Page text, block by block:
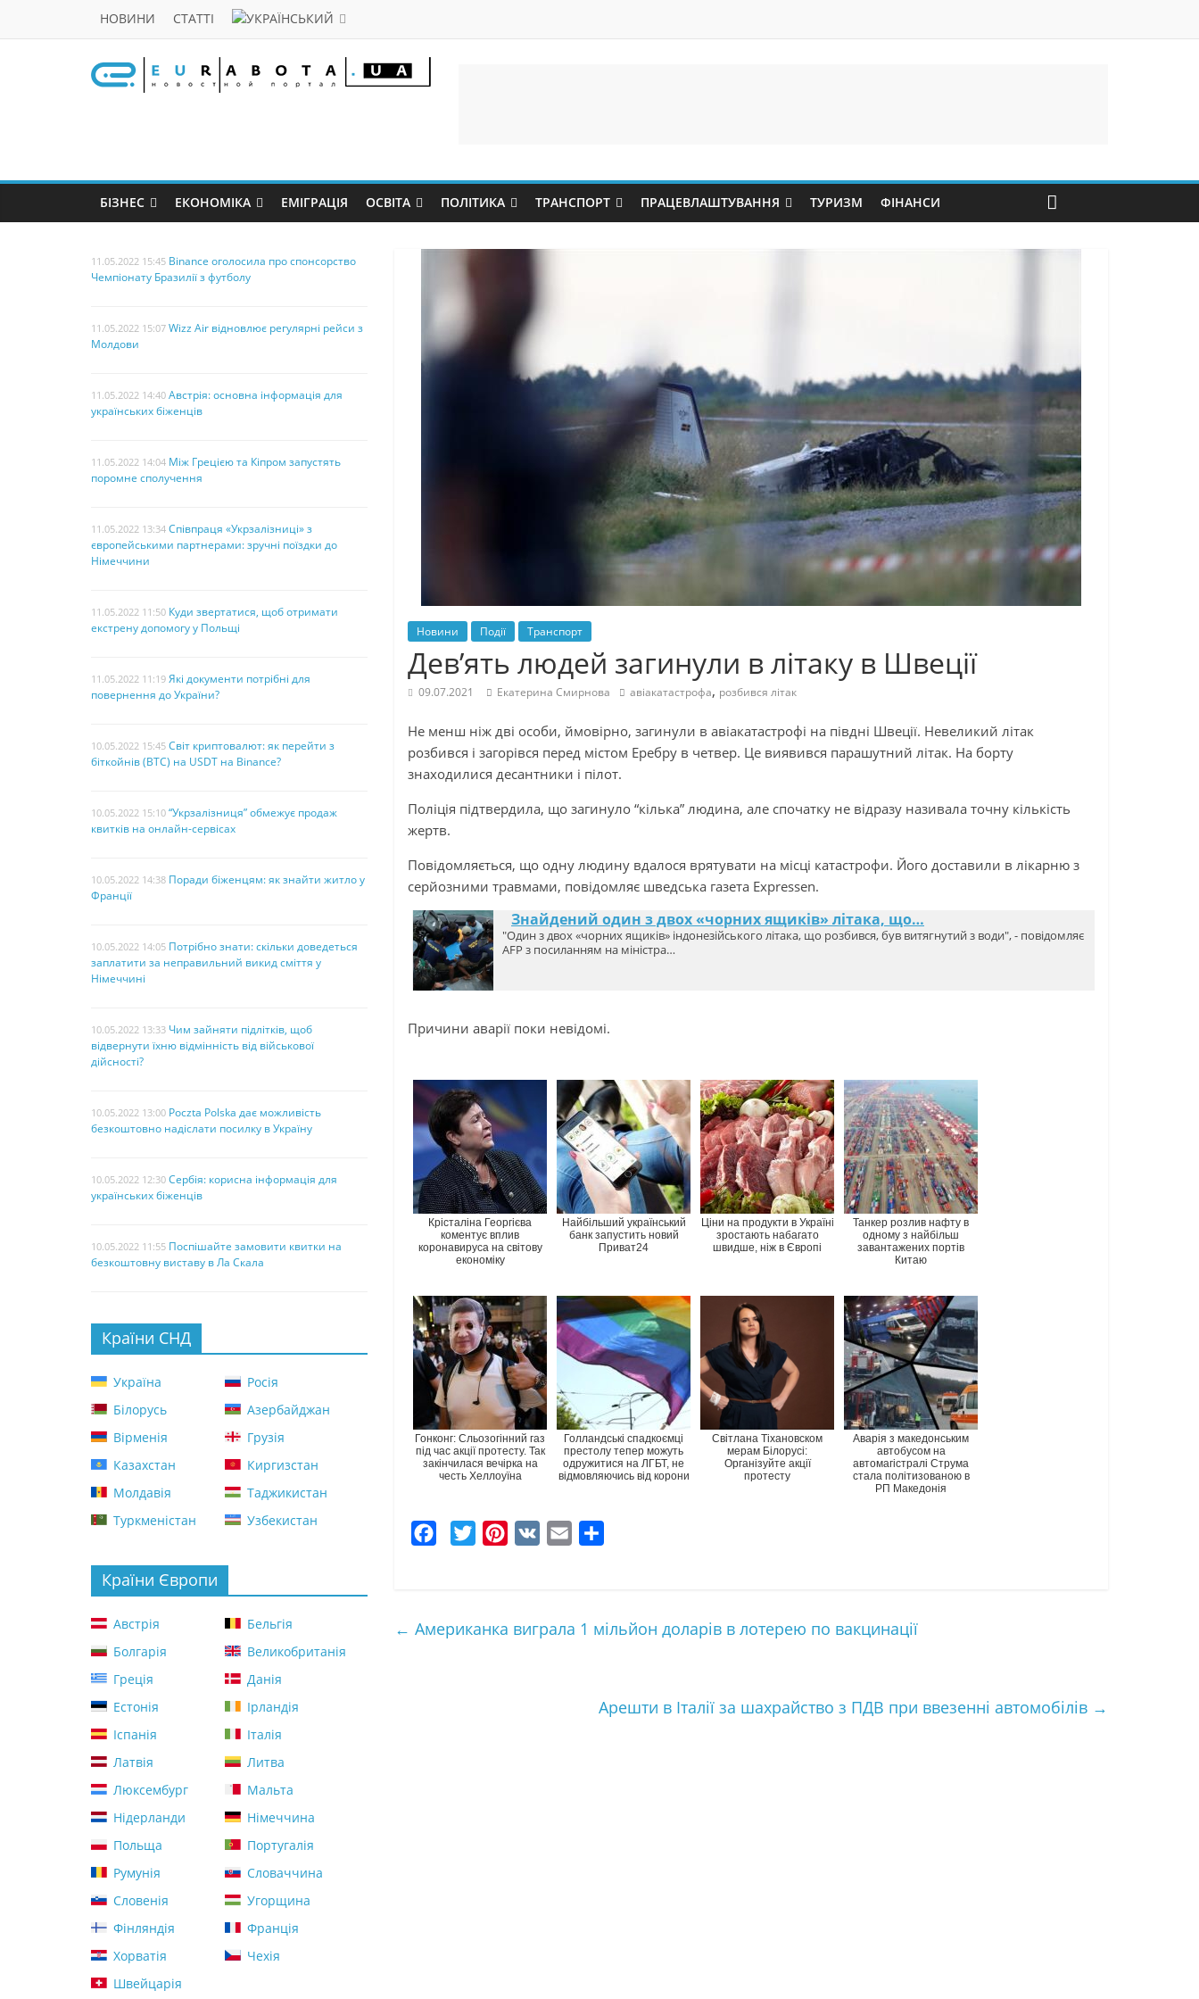
НОВИНИ СТАТТІ
БІЗНЕС ЕКОНОМІКА ЕМІГРАЦІЯ ОСВІТА ПОЛІТИКА ТРАНСПОРТ ПРАЦЕВЛАШТУВАННЯ ТУРИЗМ ФІНАНСИ
Новини Події Транспорт
Дев’ять людей загинули в літаку в Швеції
09.07.2021 Екатерина Смирнова авіакатастрофа, розбився літак
Не менш ніж дві особи, ймовірно, загинули в авіакатастрофі на півдні Швеції. Невеликий літак
розбився і загорівся перед містом Еребру в четвер. Це виявився парашутний літак. На борту
знаходилися десантники і пілот.
Поліція підтвердила, що загинуло “кілька” людина, але спочатку не відразу називала точну кількість
жертв.
Повідомляється, що одну людину вдалося врятувати на місці катастрофи. Його доставили в лікарню з
серйозними травмами, повідомляє шведська газета Expressen.
Знайдений один з двох «чорних ящиків» літака, що…
"Один з двох «чорних ящиків» індонезійського літака, що розбився, був витягнутий з води", - повідомляє
AFP з посиланням на міністра…
Причини аварії поки невідомі.
Крісталіна Георгієва
коментує вплив
коронавируса на світову
економіку
Найбільший український
банк запустить новий
Приват24
Ціни на продукти в Україні
зростають набагато
швидше, ніж в Європі
Танкер розлив нафту в
одному з найбільш
завантажених портів
Китаю
Гонконг: Сльозогінний газ
під час акції протесту. Так
закінчилася вечірка на
честь Хеллоуїна
Голландські спадкоємці
престолу тепер можуть
одружитися на ЛГБТ, не
відмовляючись від корони
Світлана Тіхановском
мерам Білорусі:
Організуйте акції
протесту
Аварія з македонським
автобусом на
автомагістралі Струма
стала політизованою в
РП Македонія
b
t
e
l
к
← Американка виграла 1 мільйон доларів в лотерею по вакцинації
Арешти в Італії за шахрайство з ПДВ при ввезенні автомобілів →
11.05.2022 15:45 Binance оголосила про спонсорство
Чемпіонату Бразилії з футболу
11.05.2022 15:07 Wizz Air відновлює регулярні рейси з
Молдови
11.05.2022 14:40 Австрія: основна інформація для
українських біженців
11.05.2022 14:04 Між Грецією та Кіпром запустять
поромне сполучення
11.05.2022 13:34 Співпраця «Укрзалізниці» з
європейськими партнерами: зручні поїздки до
Німеччини
11.05.2022 11:50 Куди звертатися, щоб отримати
екстрену допомогу у Польщі
11.05.2022 11:19 Які документи потрібні для
повернення до України?
10.05.2022 15:45 Світ криптовалют: як перейти з
біткойнів (BTC) на USDT на Binance?
10.05.2022 15:10 “Укрзалізниця” обмежує продаж
квитків на онлайн-сервісах
10.05.2022 14:38 Поради біженцям: як знайти житло у
Франції
10.05.2022 14:05 Потрібно знати: скільки доведеться
заплатити за неправильний викид сміття у
Німеччині
10.05.2022 13:33 Чим зайняти підлітків, щоб
відвернути їхню відмінність від військової
дійсності?
10.05.2022 13:00 Poczta Polska дає можливість
безкоштовно надіслати посилку в Україну
10.05.2022 12:30 Сербія: корисна інформація для
українських біженців
10.05.2022 11:55 Поспішайте замовити квитки на
безкоштовну виставу в Ла Скала
Країни СНД
Україна
Росія
Білорусь
Азербайджан
Вірменія
Грузія
Казахстан
Киргизстан
Молдавія
Таджикистан
Туркменістан
Узбекистан
Країни Європи
Австрія
Бельгія
Болгарія
Великобританія
Греція
Данія
Естонія
Ірландія
Іспанія
Італія
Латвія
Литва
Люксембург
Мальта
Нідерланди
Німеччина
Польща
Португалія
Румунія
Словаччина
Словенія
Угорщина
Фінляндія
Франція
Хорватія
Чехія
Швейцарія